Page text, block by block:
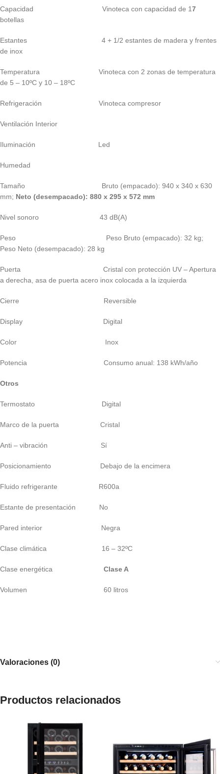
Capacidad Vinoteca con capacidad de 17
botellas
Estantes 4 + 1/2 estantes de madera y frentes
de inox
Temperatura Vinoteca con 2 zonas de temperatura
de 5 – 10ºC y 10 – 18ºC
Refrigeración Vinoteca compresor
Ventilación Interior
Iluminación Led
Humedad
Tamaño Bruto (empacado): 940 x 340 x 630
mm; Neto (desempacado): 880 x 295 x 572 mm
Nivel sonoro 43 dB(A)
Peso Peso Bruto (empacado): 32 kg;
Peso Neto (desempacado): 28 kg
Puerta Cristal con protección UV – Apertura
a derecha, asa de puerta acero inox colocada a la izquierda
Cierre Reversible
Display Digital
Color Inox
Potencia Consumo anual: 138 kWh/año
Otros
Termostato Digital
Marco de la puerta Cristal
Anti – vibración Sí
Posicionamiento Debajo de la encimera
Fluido refrigerante R600a
Estante de presentación No
Pared interior Negra
Clase climática 16 – 32ºC
Clase energética Clase A
Volumen 60 litros
Valoraciones (0)
Productos relacionados